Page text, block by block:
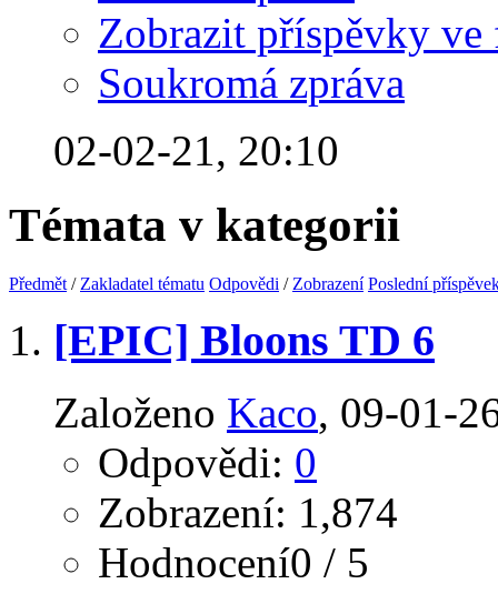
Zobrazit příspěvky ve
Soukromá zpráva
02-02-21, 20:10
Témata v kategorii
Předmět / Zakladatel tématu Odpovědi / Zobrazení Poslední
[EPIC] Bloons TD 6
Založeno Kaco‎, 09-01-
Odpovědi: 0
Zobrazení: 1,874
Hodnocení0 / 5